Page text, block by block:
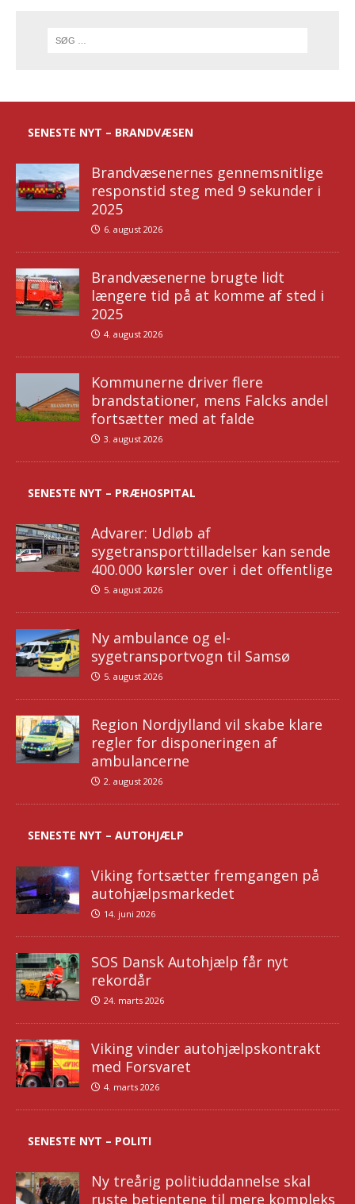
SENESTE NYT – BRANDVÆSEN
Brandvæsenernes gennemsnitlige
responstid steg med 9 sekunder i
2025
6. august 2026
Brandvæsenerne brugte lidt
længere tid på at komme af sted i
2025
4. august 2026
Kommunerne driver flere
brandstationer, mens Falcks andel
fortsætter med at falde
3. august 2026
SENESTE NYT – PRÆHOSPITAL
Advarer: Udløb af
sygetransporttilladelser kan sende
400.000 kørsler over i det offentlige
5. august 2026
Ny ambulance og el-
sygetransportvogn til Samsø
5. august 2026
Region Nordjylland vil skabe klare
regler for disponeringen af
ambulancerne
2. august 2026
SENESTE NYT – AUTOHJÆLP
Viking fortsætter fremgangen på
autohjælpsmarkedet
14. juni 2026
SOS Dansk Autohjælp får nyt
rekordår
24. marts 2026
Viking vinder autohjælpskontrakt
med Forsvaret
4. marts 2026
SENESTE NYT – POLITI
Ny treårig politiuddannelse skal
ruste betjentene til mere kompleks